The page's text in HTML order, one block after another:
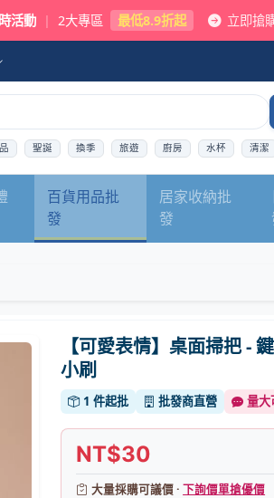
活動 | 2大專區 最低8.9折起 立即搶
聖誕 換季 旅遊 廚房 水杯 清潔
百貨用品批
發
居家收納批
發
【可愛表情】桌面掃把 -
小刷
1 件起批 批發商直營 量大
NT$30
大量採購可議價 ·下詢價單搶優價